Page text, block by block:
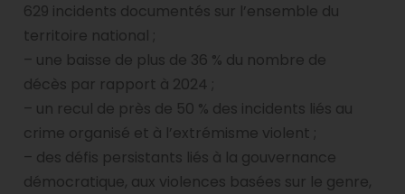
629 incidents documentés sur l’ensemble du
territoire national ;
– une baisse de plus de 36 % du nombre de
décès par rapport à 2024 ;
– un recul de près de 50 % des incidents liés au
crime organisé et à l’extrémisme violent ;
– des défis persistants liés à la gouvernance
démocratique, aux violences basées sur le genre,